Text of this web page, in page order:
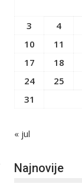
3
4
10
11
17
18
24
25
31
« jul
Najnovije